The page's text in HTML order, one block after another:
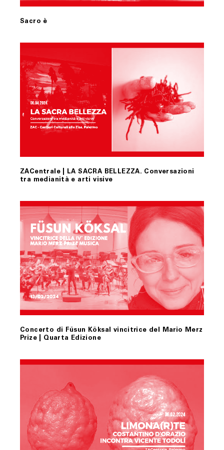
Sacro è
ZACentrale | LA SACRA BELLEZZA. Conversazioni
tra medianità e arti visive
Concerto di Füsun Köksal vincitrice del Mario Merz
Prize | Quarta Edizione